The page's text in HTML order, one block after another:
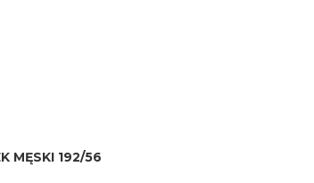
MĘSKI 192/56